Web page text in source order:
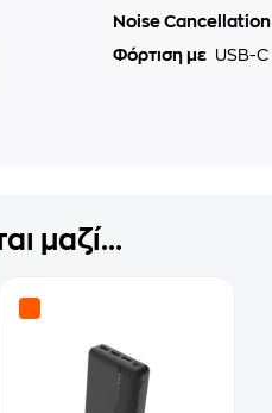
Noise Cancellation
Φόρτιση με USB-C
μαζί...